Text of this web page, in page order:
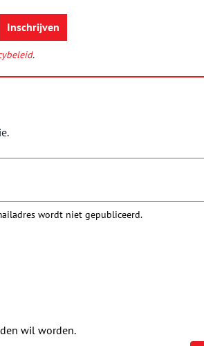
.
wordt niet gepubliceerd.
wil worden.